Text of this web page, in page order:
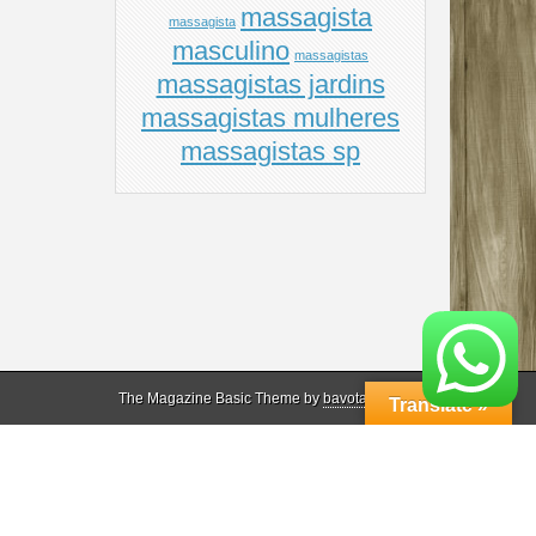
massagista massagista
masculino massagistas
massagistas jardins
massagistas mulheres
massagistas sp
The Magazine Basic Theme bybavotasan.com.
Translate »